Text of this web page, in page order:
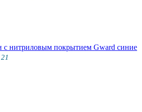
с нитриловым покрытием Gward синие